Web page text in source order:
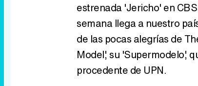
estrenada 'Jericho' en
semana llega a nuestro
de las pocas alegrías de
Model', su 'Supermodelo',
procedente de UPN.